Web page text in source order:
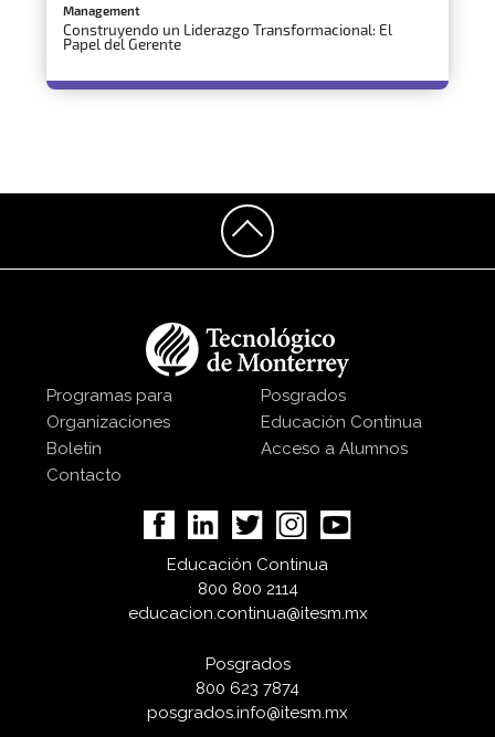
Management
Construyendo un Liderazgo Transformacional: El
Papel del Gerente
Programas para
Organizaciones
Boletín
Contacto
Posgrados
Educación Continua
Acceso a Alumnos
Educación Continua
800 800 2114
educacion.continua@itesm.mx
Posgrados
800 623 7874
posgrados.info@itesm.mx